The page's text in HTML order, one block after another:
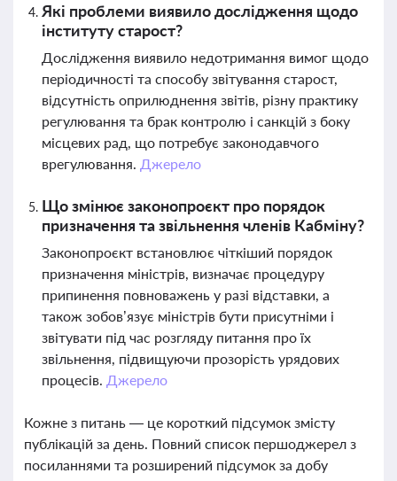
Які проблеми виявило дослідження щодо
інституту старост?
Дослідження виявило недотримання вимог щодо
періодичності та способу звітування старост,
відсутність оприлюднення звітів, різну практику
регулювання та брак контролю і санкцій з боку
місцевих рад, що потребує законодавчого
врегулювання. Джерело
Що змінює законопроєкт про порядок
призначення та звільнення членів Кабміну?
Законопроєкт встановлює чіткіший порядок
призначення міністрів, визначає процедуру
припинення повноважень у разі відставки, а
також зобов’язує міністрів бути присутніми і
звітувати під час розгляду питання про їх
звільнення, підвищуючи прозорість урядових
процесів. Джерело
Кожне з питань — це короткий підсумок змісту
публікацій за день. Повний список першоджерел з
посиланнями та розширений підсумок за добу